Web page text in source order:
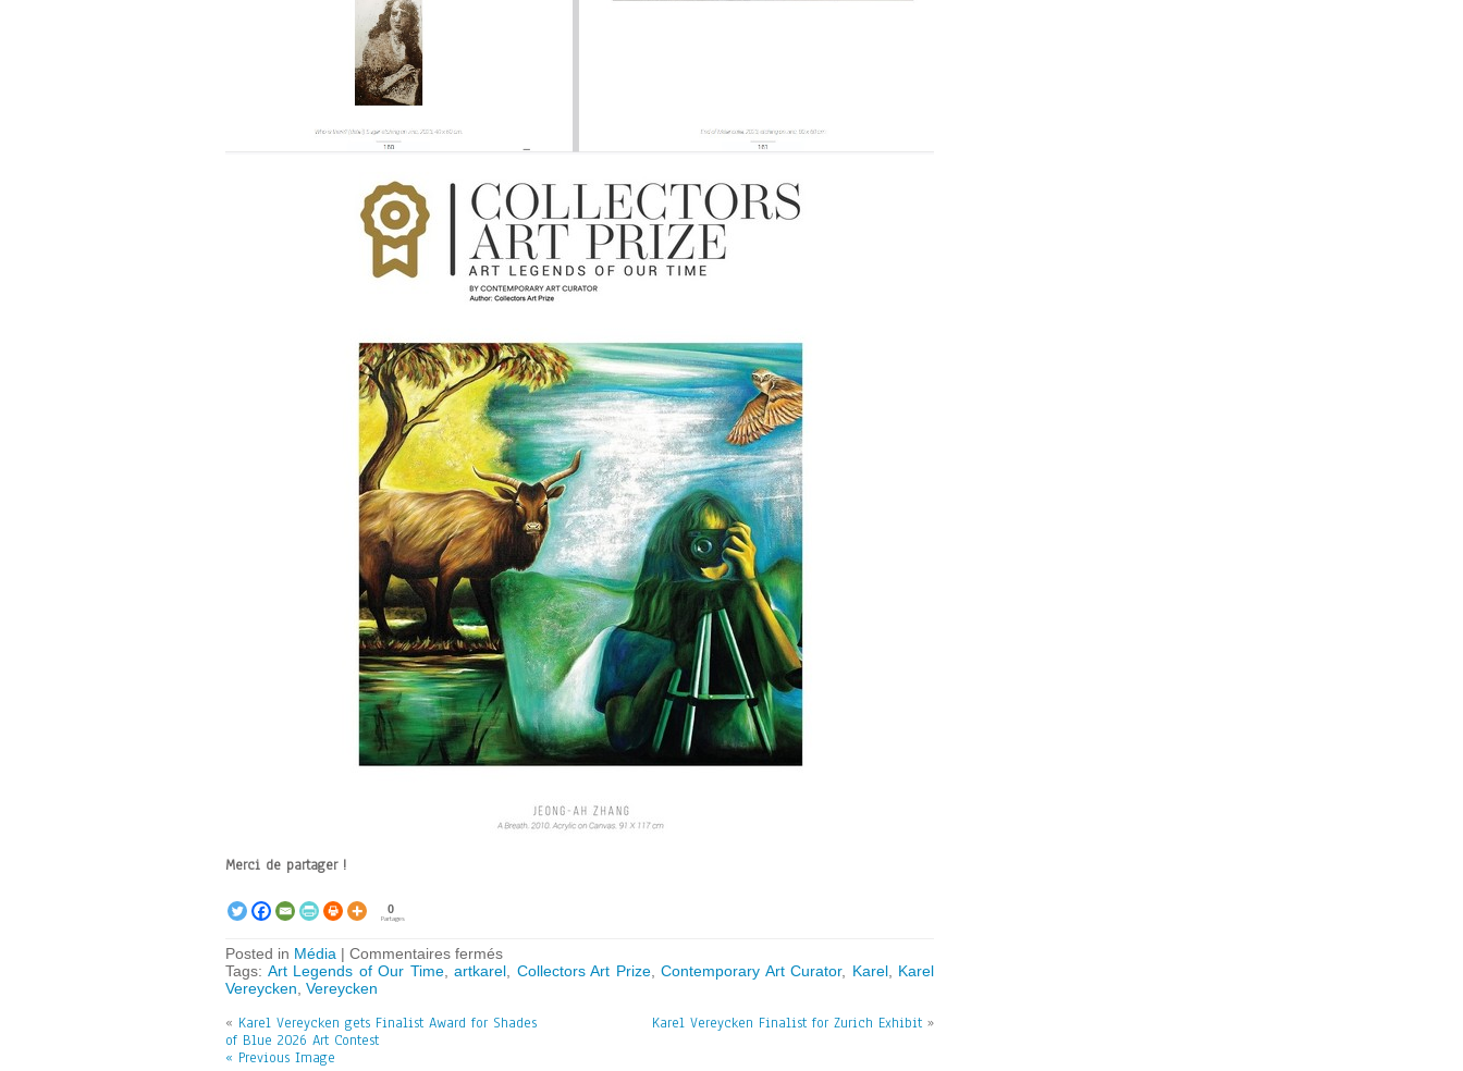
Merci de partager !
0
Partages
Posted in Média | Commentaires ferméssur
Karel
in
Tags: Art Legends of Our Time, artkarel Collectors Art Prize, Contemporary Art Curator, Karel, Karel
Vereycken Vereycken
« Karel Vereycken gets Finalist Award for Shades
of Blue 2026 Art Contest
Karel Vereycken Finalist for Zurich Exhibit »
« Previous Image